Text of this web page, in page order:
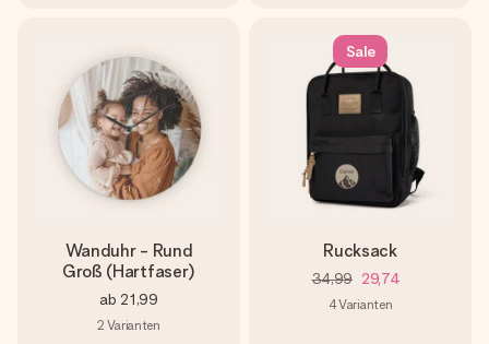
Wanduhr - Rund
Groß (Hartfaser)
ab 21,99
2 Varianten
Sale
Rucksack
34,99 29,74
4Varianten